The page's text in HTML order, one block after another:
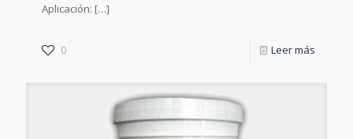
Aplicación: […]
0 Leer más